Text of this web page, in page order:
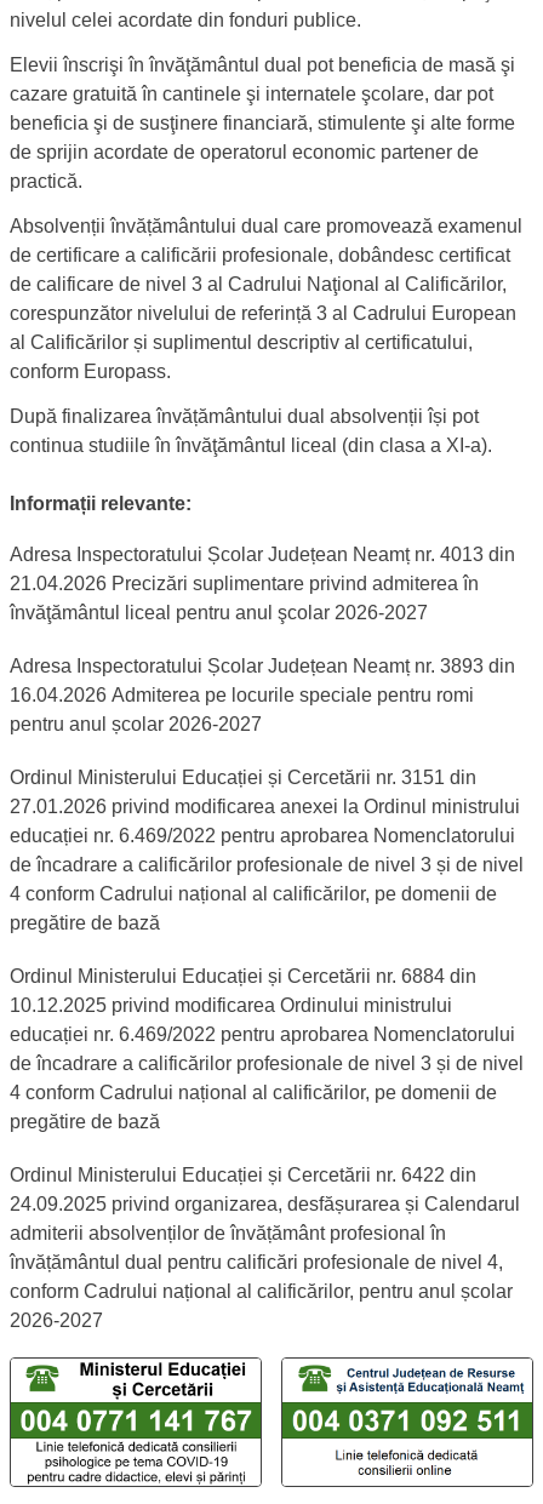
nivelul celei acordate din fonduri publice.
Elevii înscrişi în învăţământul dual pot beneficia de masă şi
cazare gratuită în cantinele şi internatele şcolare, dar pot
beneficia şi de susţinere financiară, stimulente şi alte forme
de sprijin acordate de operatorul economic partener de
practică.
Absolvenții învățământului dual care promovează examenul
de certificare a calificării profesionale, dobândesc certificat
de calificare de nivel 3 al Cadrului Naţional al Calificărilor,
corespunzător nivelului de referință 3 al Cadrului European
al Calificărilor și suplimentul descriptiv al certificatului,
conform Europass.
După finalizarea învățământului dual absolvenții își pot
continua studiile în învăţământul liceal (din clasa a XI-a).
Informații relevante:
Adresa Inspectoratului Școlar Județean Neamț nr. 4013 din
21.04.2026 Precizări suplimentare privind admiterea în
învăţământul liceal pentru anul şcolar 2026-2027
Adresa Inspectoratului Școlar Județean Neamț nr. 3893 din
16.04.2026 Admiterea pe locurile speciale pentru romi
pentru anul școlar 2026-2027
Ordinul Ministerului Educației și Cercetării nr. 3151 din
27.01.2026 privind modificarea anexei la Ordinul ministrului
educației nr. 6.469/2022 pentru aprobarea Nomenclatorului
de încadrare a calificărilor profesionale de nivel 3 și de nivel
4 conform Cadrului național al calificărilor, pe domenii de
pregătire de bază
Ordinul Ministerului Educației și Cercetării nr. 6884 din
10.12.2025 privind modificarea Ordinului ministrului
educației nr. 6.469/2022 pentru aprobarea Nomenclatorului
de încadrare a calificărilor profesionale de nivel 3 și de nivel
4 conform Cadrului național al calificărilor, pe domenii de
pregătire de bază
Ordinul Ministerului Educației și Cercetării nr. 6422 din
24.09.2025 privind organizarea, desfășurarea și Calendarul
admiterii absolvenților de învățământ profesional în
învățământul dual pentru calificări profesionale de nivel 4,
conform Cadrului național al calificărilor, pentru anul școlar
2026-2027
Linii telefonice dedicate TelVerde
Număr TelVerde al Ministerului Educației și Cercetării -
Număr TelVerde al